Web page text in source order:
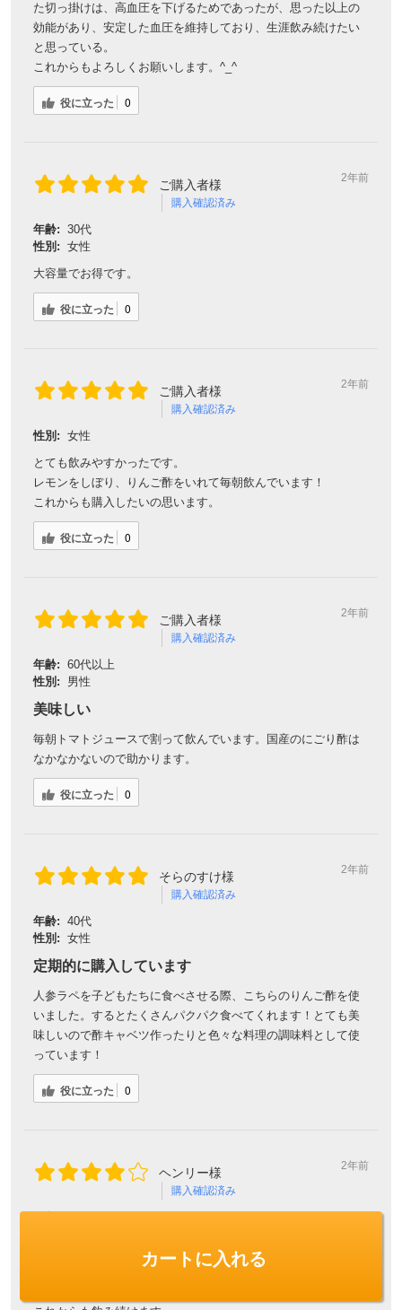
た切っ掛けは、高血圧を下げるためであったが、思った以上の
効能があり、安定した血圧を維持しており、生涯飲み続けたい
と思っている。
これからもよろしくお願いします。^_^
役に立った 0
ご購入者様
購入確認済み
2年前
年齢: 30代
性別: 女性
大容量でお得です。
役に立った 0
ご購入者様
購入確認済み
2年前
性別: 女性
とても飲みやすかったです。
レモンをしぼり、りんご酢をいれて毎朝飲んでいます！
これからも購入したいの思います。
役に立った 0
ご購入者様
購入確認済み
2年前
年齢: 60代以上
性別:
男性
美味しい
毎朝トマトジュースで割って飲んでいます。国産のにごり酢は
なかなかないので助かります。
役に立った 0
そらのすけ様
購入確認済み
2年前
年齢: 40代
性別: 女性
定期的に購入しています
人参ラペを子どもたちに食べさせる際、こちらのりんご酢を使
いました。するとたくさんパクパク食べてくれます！とても美
味しいので酢キャベツ作ったりと色々な料理の調味料として使
っています！
役に立った 0
ヘンリー様
購入確認済み
2年前
カートに入れる